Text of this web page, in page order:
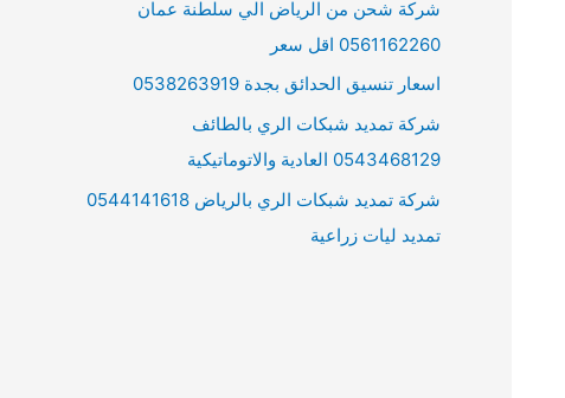
شركة شحن من الرياض الي سلطنة عمان
0561162260 اقل سعر
اسعار تنسيق الحدائق بجدة 0538263919
شركة تمديد شبكات الري بالطائف
0543468129 العادية والاتوماتيكية
شركة تمديد شبكات الري بالرياض 0544141618
تمديد ليات زراعية